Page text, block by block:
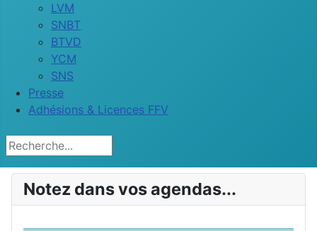
LVM
SNBT
BTVD
YCM
SNS
Presse
Adhésions & Licences FFV
Rechercher
Notez dans vos agendas...